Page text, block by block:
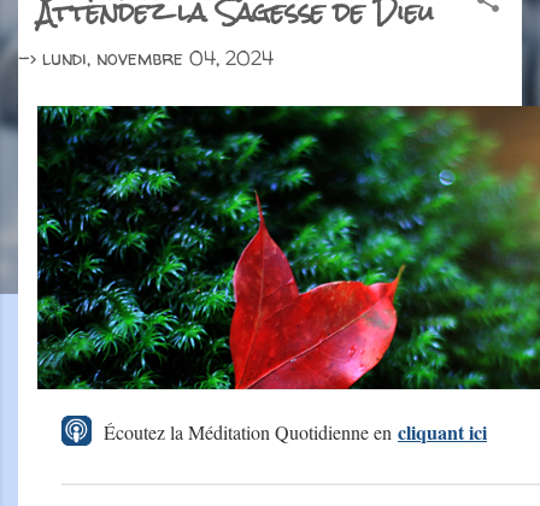
-> lundi, novembre 04, 2024
Écoutez la Méditation Quotidienne en cliquant ici